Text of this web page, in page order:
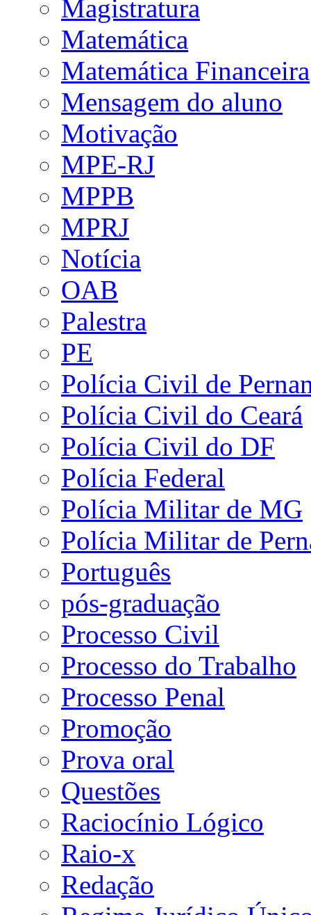
Magistratura
Matemática
Matemática Financeira
Mensagem do aluno
Motivação
MPE-RJ
MPPB
MPRJ
Notícia
OAB
Palestra
PE
Polícia Civil de
Polícia Civil do Ceará
Polícia Civil do DF
Polícia Federal
Polícia Militar de MG
Polícia Militar de
Português
pós-graduação
Processo Civil
Processo do Trabalho
Processo Penal
Promoção
Prova oral
Questões
Raciocínio Lógico
Raio-x
Redação